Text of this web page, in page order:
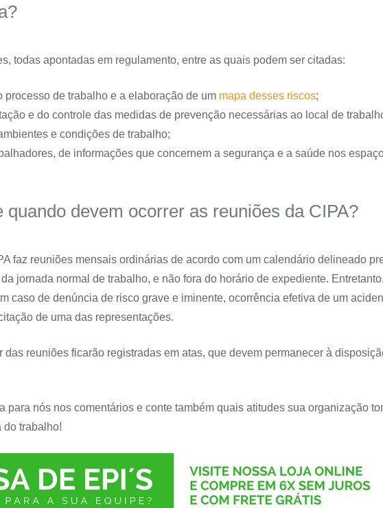
todas apontadas em regulamento, entre as quais podem ser citadas:
processo de trabalho e a elaboração de um mapa desses riscos;
e do controle das medidas de prevenção necessárias ao local de
e condições de trabalho;
de informações que concernem a segurança e a saúde nos
quando devem ocorrer as reuniões da CIPA?
faz reuniões mensais ordinárias de acordo com um calendário delineado
jornada normal de trabalho, e não fora do horário de expediente.
caso de denúncia de risco grave e iminente, ocorrência efetiva de um
de uma das representações.
reuniões ficarão registradas em atas, que devem permanecer à
para nós nos comentários e conte também quais atitudes sua organização
do trabalho!